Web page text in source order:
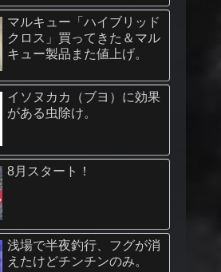
マルキュー「ハイブリッド
クロス」買ってきた＆マル
キュー製品また値上げ。
イソヌカカ（ブヨ）に効果
がある虫除け。
8月スタート！
浅場で半夜釣行、フグが消
えたけどチンチンのみ。